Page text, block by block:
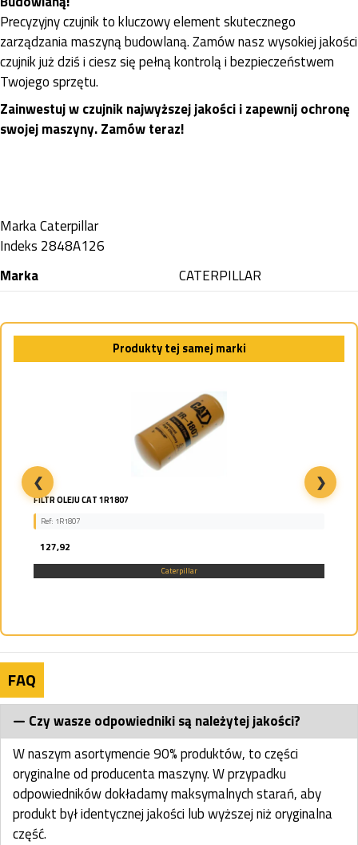
Precyzyjny czujnik to kluczowy element skutecznego
zarządzania maszyną budowlaną. Zamów nasz wysokiej jakości
czujnik już dziś i ciesz się pełną kontrolą i bezpieczeństwem
Twojego sprzętu.
Zainwestuj w czujnik najwyższej jakości i zapewnij ochronę
swojej maszyny. Zamów teraz!
MarkaCaterpillar
Indeks 2848A126
Marka
CATERPILLAR
Produkty tej samej marki
FILTR OLEJU CAT 1R1807
Ref: 1R1807
127,92
Caterpillar
❮ ❯
FAQ
Czy wasze odpowiedniki są należytej jakości?
W naszym asortymencie 90% produktów, to części
oryginalne od producenta maszyny. W przypadku
odpowiedników dokładamy maksymalnych starań, aby
produkt był identycznej jakości lub wyższej niż oryginalna
część.